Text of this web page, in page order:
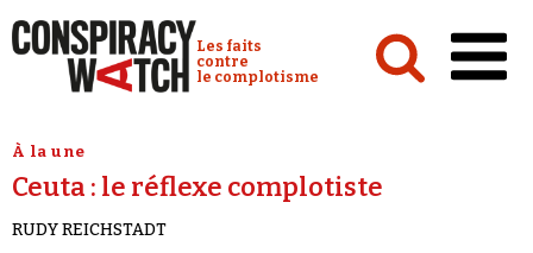
Conspiracy Watch :
Les faits
contre
le complotisme
Analyses
Conspipédia
À la une
Ceuta : le réflexe complotiste
RUDY REICHSTADT